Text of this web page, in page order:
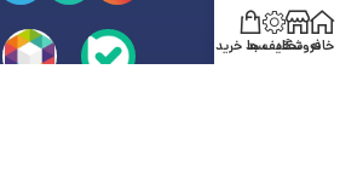
خانهفروشگاه
تخفیف هاسبد خرید